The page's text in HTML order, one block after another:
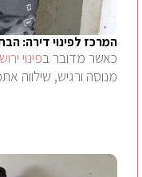
המרכז לפינוי דירה:
כאשר מדובר בפינוי
מנוסה ורגיש, שילווה